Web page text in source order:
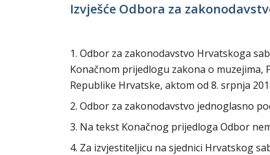
Izvješće Odbora za
1. Odbor za zakonodavstvo Hrvatskoga
Konačnom prijedlogu zakona o muzejima,
Republike Hrvatske, aktom od 8. srpnja
2. Odbor za zakonodavstvo jednoglasno
3. Na tekst Konačnog prijedloga Odbor
4. Za izvjestiteljicu na sjednici Hrvatskog